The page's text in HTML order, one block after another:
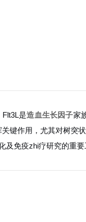
Flt3L是造血生长因子家
关键作用，尤其对树突
及免疫zhi疗研究的重要